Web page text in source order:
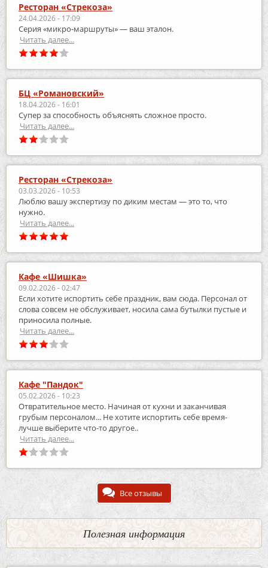
Ресторан «Стрекоза»
24.04.2026 - 17:09
Серия «микро‑маршруты» — ваш эталон.
Читать далее...
БЦ «Романовский»
18.04.2026 - 16:01
Супер за способность объяснять сложное просто.
Читать далее...
Ресторан «Стрекоза»
03.03.2026 - 10:53
Люблю вашу экспертизу по диким местам — это то, что
нужно.
Читать далее...
Кафе «Шишка»
09.02.2026 - 02:47
Если хотите испортить себе праздник, вам сюда. Персонал от
слова совсем не обслуживает, носила сама бутылки пустые и
приносила полные.
Читать далее...
Кафе "Пандок"
05.02.2026 - 10:23
Отвратительное место. Начиная от кухни и заканчивая
грубым персоналом... Не хотите испортить себе время-
лучше выберите что-то другое..
Читать далее...
Все отзывы
Полезная информация